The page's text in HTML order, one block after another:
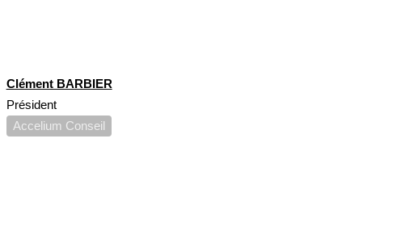
Clément BARBIER
Président
Accelium Conseil